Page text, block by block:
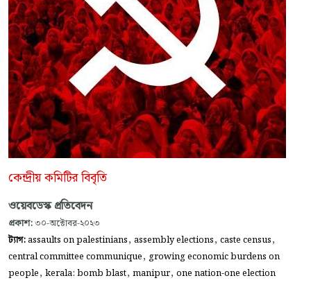
কেন্দ্রীয় কমিটির বিবৃতি
ওয়েবডেস্ক প্রতিবেদন
প্রকাশ:৩০-অক্টোবর-২০২৩
ট্যাগ:assaults on palestinians, assembly elections, caste census,
central committee communique, growing economic burdens on
people, kerala: bomb blast, manipur, one nation-one election